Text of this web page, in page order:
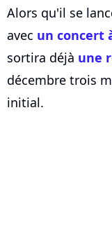
Alors qu'il se
avec un concert
sortira déjà une
décembre trois
initial.